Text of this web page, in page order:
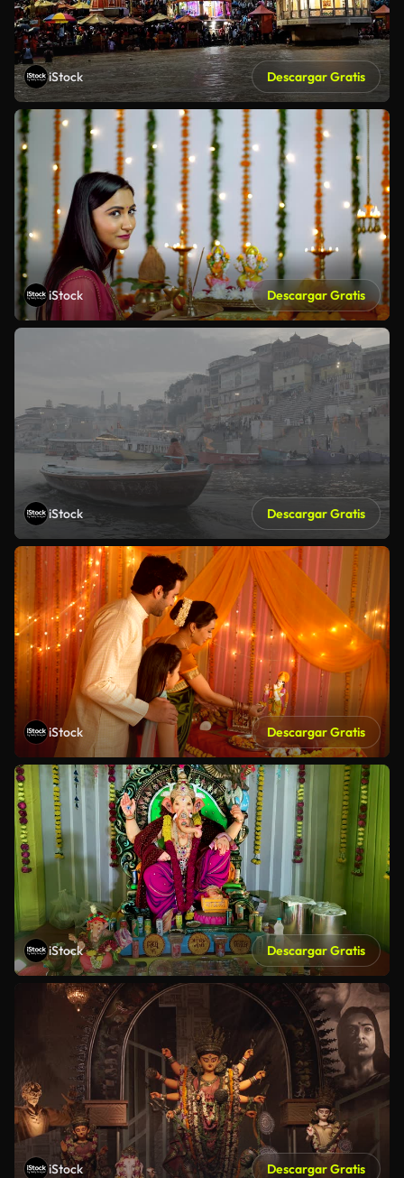
iStock Descargar Gratis
iStock Descargar Gratis
iStock Descargar Gratis
iStock Descargar Gratis
iStock Descargar Gratis
iStock Descargar Gratis